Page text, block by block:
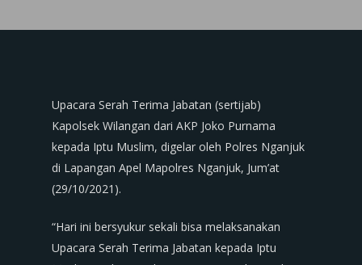
Upacara Serah Terima Jabatan (sertijab)
Kapolsek Wilangan dari AKP Joko Purnama
kepada Iptu Muslim, digelar oleh Polres Nganjuk
di Lapangan Apel Mapolres Nganjuk, Jum’at
(29/10/2021).
“Hari ini bersyukur sekali bisa melaksanakan
Upacara Serah Terima Jabatan kepada Iptu